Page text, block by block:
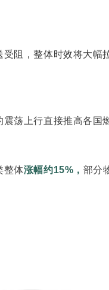
阻，整体时效将大
荡上行直接推高各
整体涨幅约15%， 部分